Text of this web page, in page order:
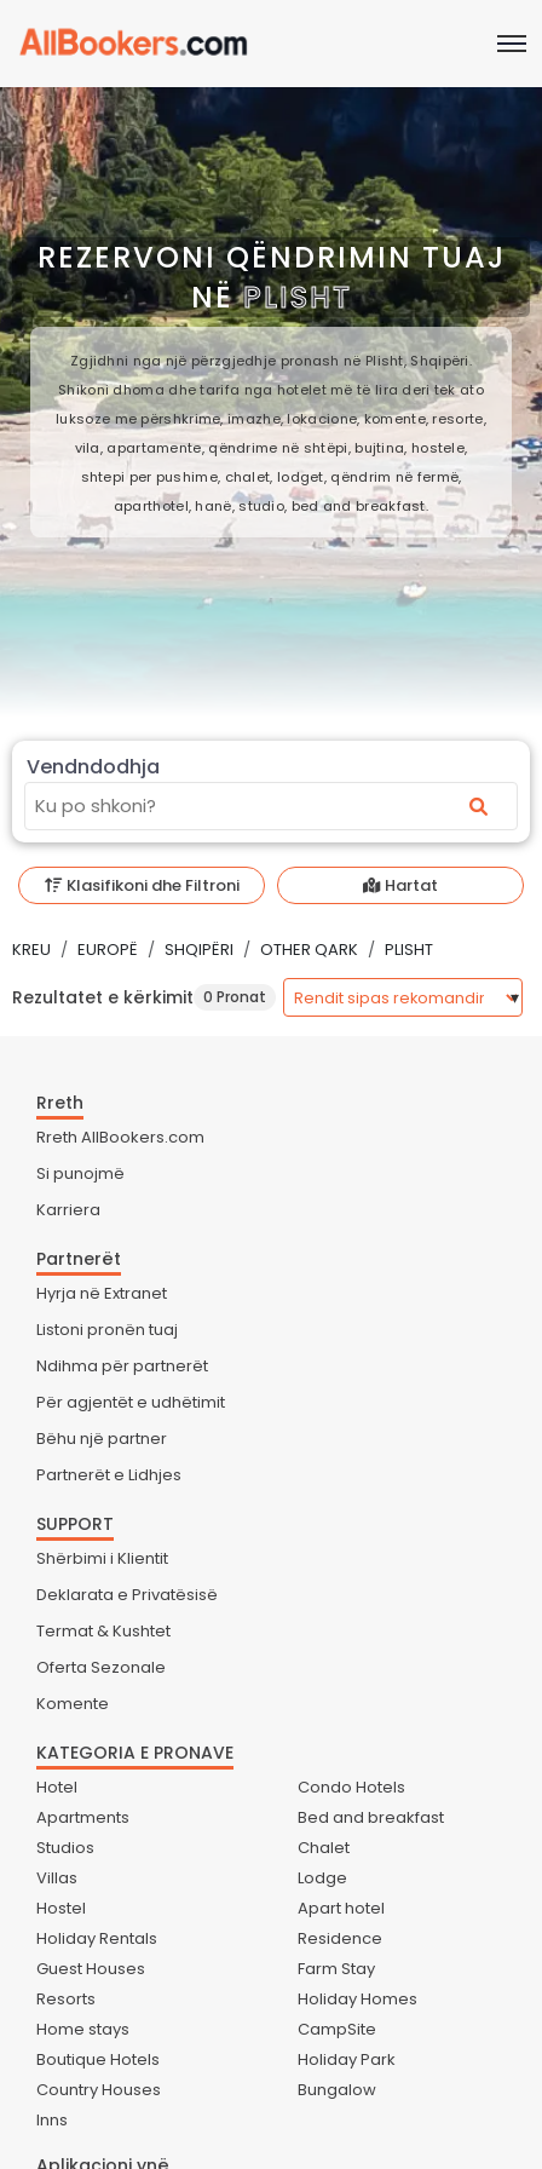
REZERVONI QËNDRIMIN TUAJ
NËPLISHT
Zgjidhni nga një përzgjedhje pronash në Plisht, Shqipëri.
Shikoni dhoma dhe tarifa nga hotelet më të lira deri tek ato
luksoze me përshkrime, imazhe, lokacione, komente, resorte,
vila, apartamente, qëndrime në shtëpi, bujtina, hostele,
shtepi per pushime, chalet, lodget, qëndrim në fermë,
aparthotel, hanë, studio, bed and breakfast.
Vendndodhja
Klasifikoni dhe Filtroni Hartat
KREU EUROPË SHQIPËRI OTHER QARK PLISHT
Rezultatet e kërkimit 0 Pronat
Rreth
Rreth AllBookers.com
Si punojmë
Karriera
Partnerët
Hyrja në Extranet
Listoni pronën tuaj
Ndihma për partnerët
Për agjentët e udhëtimit
Bëhu një partner
Partnerët e Lidhjes
SUPPORT
Shërbimi i Klientit
Deklarata e Privatësisë
Termat & Kushtet
Oferta Sezonale
Komente
KATEGORIA E PRONAVE
Hotel
Apartments
Studios
Villas
Hostel
Holiday Rentals
Guest Houses
Resorts
Home stays
Boutique Hotels
Country Houses
Inns
Condo Hotels
Bed and breakfast
Chalet
Lodge
Apart hotel
Residence
Farm Stay
Holiday Homes
CampSite
Holiday Park
Bungalow